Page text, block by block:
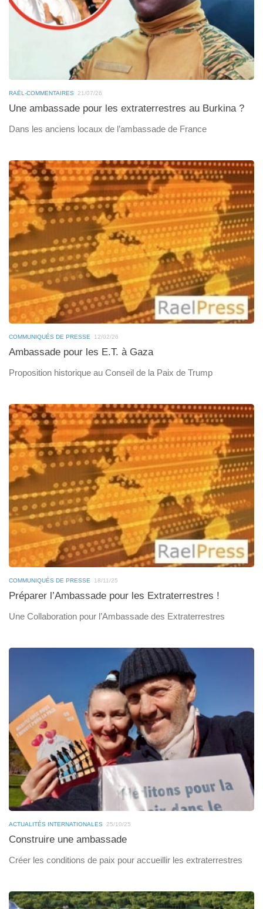
RAËL-COMMENTAIRES 21/07/26
Une ambassade pour les extraterrestres au Burkina ?
Dans les anciens locaux de l’ambassade de France
COMMUNIQUÉS DE PRESSE 12/02/26
Ambassade pour les E.T. à Gaza
Proposition historique au Conseil de la Paix de Trump
COMMUNIQUÉS DE PRESSE 18/11/25
Préparer l’Ambassade pour les Extraterrestres !
Une Collaboration pour l’Ambassade des Extraterrestres
ACTUALITÉS INTERNATIONALES 25/10/25
Construire une ambassade
Créer les conditions de paix pour accueillir les extraterrestres